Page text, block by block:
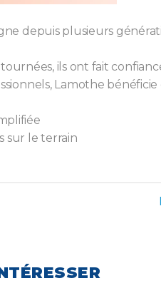
depuis plusieurs
ils ont fait
Lamothe bénéficie
sur le terrain